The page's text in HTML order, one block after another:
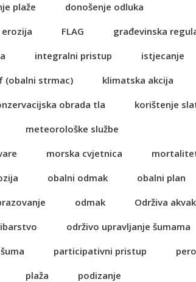
plaže
donošenje odluka
erozija FLAG
građevinska
integralni pristup
istjecanje
(obalni strmac)
klimatska akcija
obrada tla
korištenje
meteorološke službe
morska cvjetnica
obalni odmak
obalni plan
odmak
Održiva
održivo upravljanje šumama
participativni pristup
pero
plaža
podizanje